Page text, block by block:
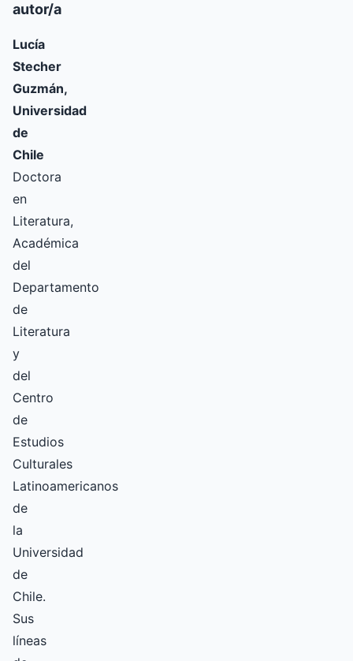
autor/a
Lucía
Stecher
Guzmán,
Universidad
de
Chile
Doctora
en
Literatura,
Académica
del
Departamento
de
Literatura
y
del
Centro
de
Estudios
Culturales
Latinoamericanos
de
la
Universidad
de
Chile.
Sus
líneas